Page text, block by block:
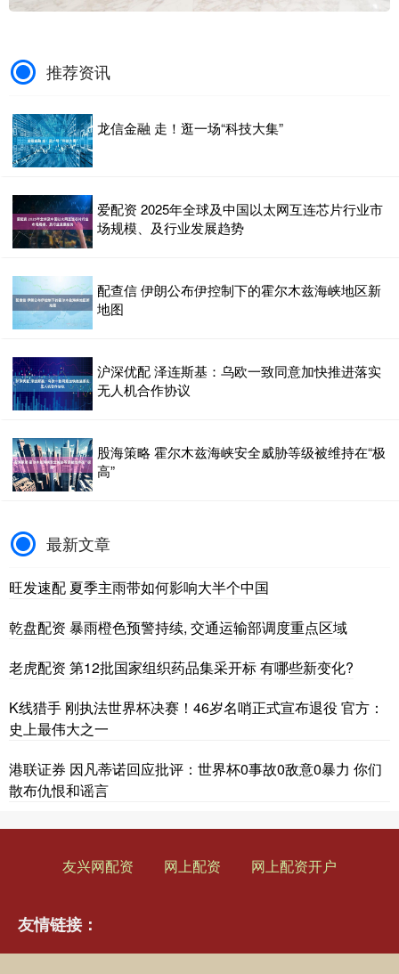
推荐资讯
龙信金融 走！逛一场“科技大集”
爱配资 2025年全球及中国以太网互连芯片行业市
场规模、及行业发展趋势
配查信 伊朗公布伊控制下的霍尔木兹海峡地区新
地图
沪深优配 泽连斯基：乌欧一致同意加快推进落实
无人机合作协议
股海策略 霍尔木兹海峡安全威胁等级被维持在“极
高”
最新文章
旺发速配 夏季主雨带如何影响大半个中国
乾盘配资 暴雨橙色预警持续, 交通运输部调度重点区域
老虎配资 第12批国家组织药品集采开标 有哪些新变化?
K线猎手 刚执法世界杯决赛！46岁名哨正式宣布退役 官方：
史上最伟大之一
港联证券 因凡蒂诺回应批评：世界杯0事故0敌意0暴力 你们
散布仇恨和谣言
友兴网配资 网上配资 网上配资开户
友情链接：